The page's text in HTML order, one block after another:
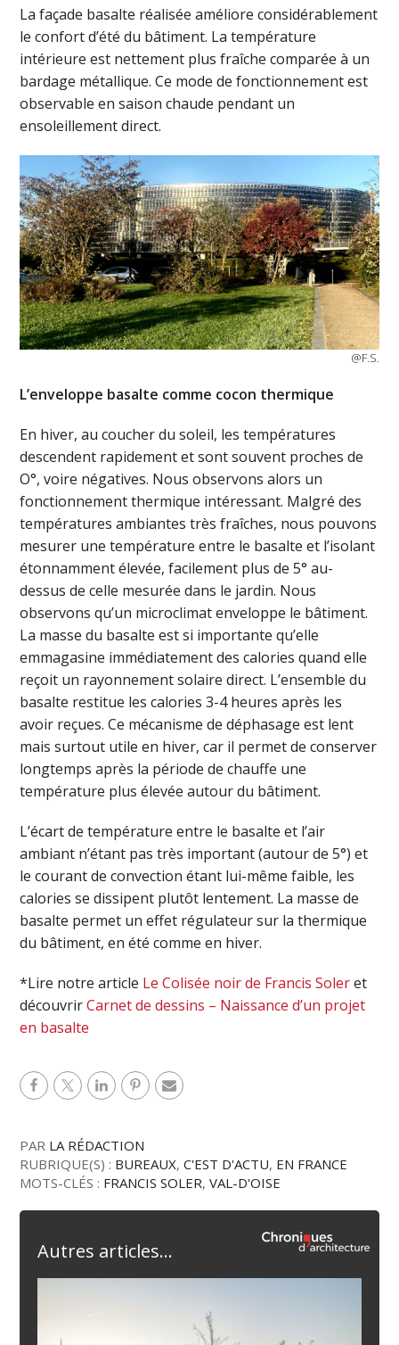
La façade basalte réalisée améliore considérablement
le confort d’été du bâtiment. La température
intérieure est nettement plus fraîche comparée à un
bardage métallique. Ce mode de fonctionnement est
observable en saison chaude pendant un
ensoleillement direct.
@F.S.
L’enveloppe basalte comme cocon thermique
En hiver, au coucher du soleil, les températures
descendent rapidement et sont souvent proches de
O°, voire négatives. Nous observons alors un
fonctionnement thermique intéressant. Malgré des
températures ambiantes très fraîches, nous pouvons
mesurer une température entre le basalte et l’isolant
étonnamment élevée, facilement plus de 5° au-
dessus de celle mesurée dans le jardin. Nous
observons qu’un microclimat enveloppe le bâtiment.
La masse du basalte est si importante qu’elle
emmagasine immédiatement des calories quand elle
reçoit un rayonnement solaire direct. L’ensemble du
basalte restitue les calories 3-4 heures après les
avoir reçues. Ce mécanisme de déphasage est lent
mais surtout utile en hiver, car il permet de conserver
longtemps après la période de chauffe une
température plus élevée autour du bâtiment.
L’écart de température entre le basalte et l’air
ambiant n’étant pas très important (autour de 5°) et
le courant de convection étant lui-même faible, les
calories se dissipent plutôt lentement. La masse de
basalte permet un effet régulateur sur la thermique
du bâtiment, en été comme en hiver.
*Lire notre article Le Colisée noir de Francis Soleret
découvrirCarnet de dessins – Naissance d’un projet
en basalte
PAR LA RÉDACTION
RUBRIQUE(S) : BUREAUX,C'EST D'ACTU, EN FRANCE
MOTS-CLÉS : FRANCIS SOLER,VAL-D'OISE
Autres articles...